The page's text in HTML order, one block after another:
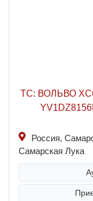
ТС: ВОЛЬВО
Россия,
Самарская Лука